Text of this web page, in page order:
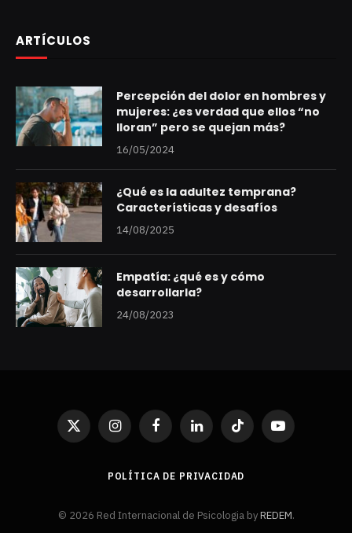
ARTÍCULOS
Percepción del dolor en hombres y
mujeres: ¿es verdad que ellos “no
lloran” pero se quejan más?
16/05/2024
¿Qué es la adultez temprana?
Características y desafíos
14/08/2025
Empatía: ¿qué es y cómo
desarrollarla?
24/08/2023
X
(Twitter)
InstagramFacebookLinkedInTikTok YouTube
POLÍTICA DE PRIVACIDAD
© 2026 Red Internacional de Psicologia byREDEM.